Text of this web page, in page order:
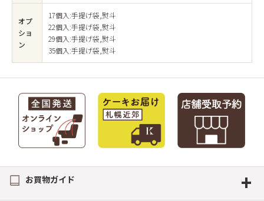
オプ
ショ
ン
17個入:手提げ袋,熨斗
22個入:手提げ袋,熨斗
29個入:手提げ袋,熨斗
35個入:手提げ袋,熨斗
お買物ガイド +